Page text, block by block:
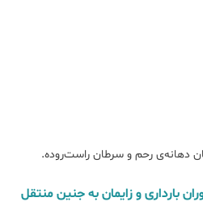
دهانه‌ی رحم و سرطان راست‌روده.
بارداری و زایمان به جنین منتقل